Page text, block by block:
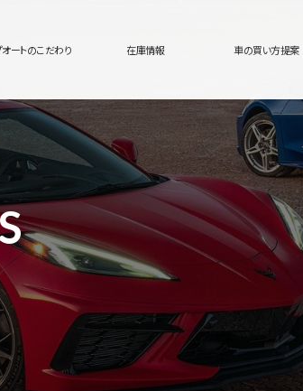
オートのこだわり 在庫情報 車の買い方提案